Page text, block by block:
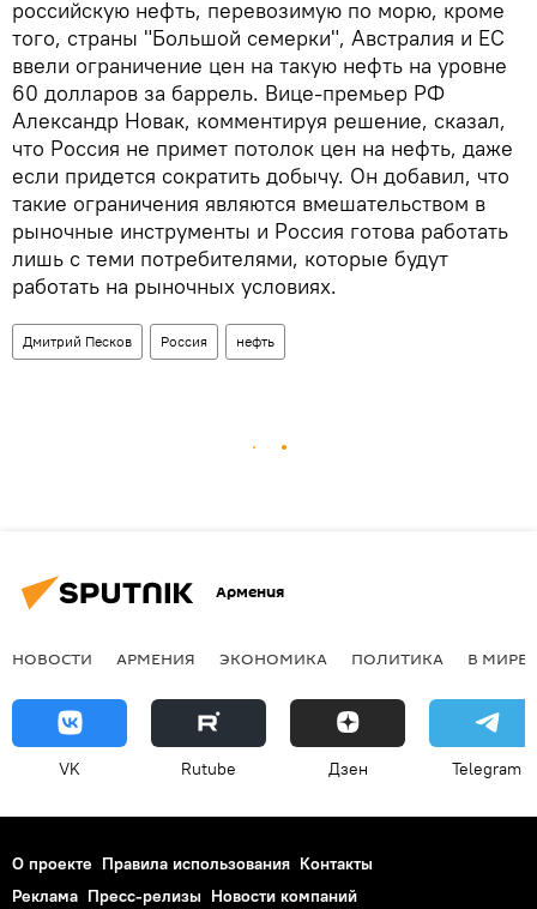
российскую нефть, перевозимую по морю, кроме
того, страны "Большой семерки", Австралия и ЕС
ввели ограничение цен на такую нефть на уровне
60 долларов за баррель. Вице-премьер РФ
Александр Новак, комментируя решение, сказал,
что Россия не примет потолок цен на нефть, даже
если придется сократить добычу. Он добавил, что
такие ограничения являются вмешательством в
рыночные инструменты и Россия готова работать
лишь с теми потребителями, которые будут
работать на рыночных условиях.
Дмитрий Песков Россия нефть
Армения
НОВОСТИ АРМЕНИЯ ЭКОНОМИКА ПОЛИТИКА В МИРЕ
VK Rutube Дзен Telegram
О проекте Правила использования Контакты
Реклама Пресс-релизы Новости компаний